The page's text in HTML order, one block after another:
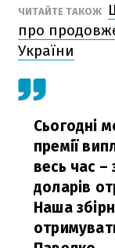
ЧИТАЙТЕ ТАКОЖ
про
України
Сьогодні
премії
весь час –
доларів
Наша